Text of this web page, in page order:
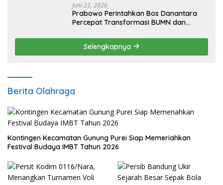
Juni 23, 2026
Prabowo Perintahkan Bos Danantara
Percepat Transformasi BUMN dan
Selengkapnya
Berita Olahraga
Kontingen Kecamatan Gunung Purei Siap Memeriahkan
Festival Budaya IMBT Tahun 2026